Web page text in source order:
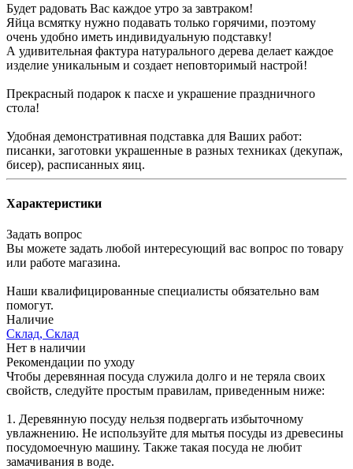
Будет радовать Вас каждое утро за завтраком!
Яйца всмятку нужно подавать только горячими, поэтому
очень удобно иметь индивидуальную подставку!
А удивительная фактура натурального дерева делает каждое
изделие уникальным и создает неповторимый настрой!
Прекрасный подарок к пасхе и украшение праздничного
стола!
Удобная демонстративная подставка для Ваших работ:
писанки, заготовки украшенные в разных техниках (декупаж,
бисер), расписанных яиц.
Характеристики
Задать вопрос
Вы можете задать любой интересующий вас вопрос по товару
или работе магазина.
Наши квалифицированные специалисты обязательно вам
помогут.
Наличие
Склад, Склад
Нет в наличии
Рекомендации по уходу
Чтобы деревянная посуда служила долго и не теряла своих
свойств, следуйте простым правилам, приведенным ниже:
1. Деревянную посуду нельзя подвергать избыточному
увлажнению. Не используйте для мытья посуды из древесины
посудомоечную машину. Также такая посуда не любит
замачивания в воде.